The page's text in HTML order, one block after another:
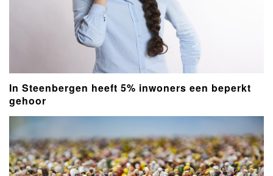
In Steenbergen heeft 5% inwoners een beperkt
gehoor